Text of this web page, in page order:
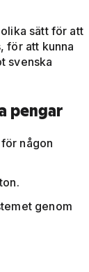
sätt för att
för att kunna
svenska
pengar
någon
genom